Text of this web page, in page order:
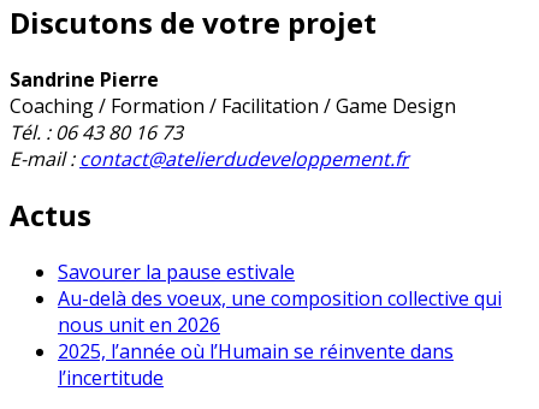
Discutons de votre projet
Sandrine Pierre
Coaching / Formation / Facilitation / Game Design
Tél. : 06 43 80 16 73
E-mail :contact@atelierdudeveloppement.fr
Actus
Savourer la pause estivale
Au-delà des voeux, une composition collective qui
nous unit en 2026
2025, l’année où l’Humain se réinvente dans
l’incertitude